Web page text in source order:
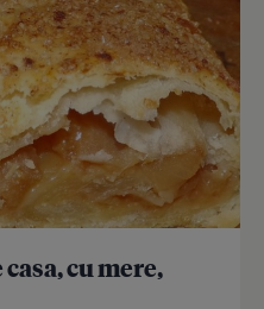
cu mere,